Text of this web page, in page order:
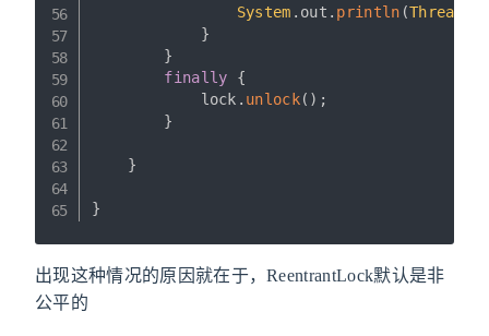
System . out . println (Thread
}
}
finally
{
            lock
. unlock( ) ;
}
}
}
出现这种情况的原因就在于，ReentrantLock默认是非
公平的